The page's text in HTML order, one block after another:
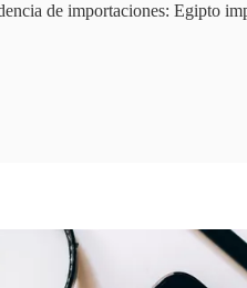
de importaciones: Egipto